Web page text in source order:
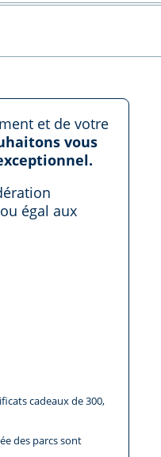
et de votre
vous
égal aux
cadeaux de 300,
des parcs sont